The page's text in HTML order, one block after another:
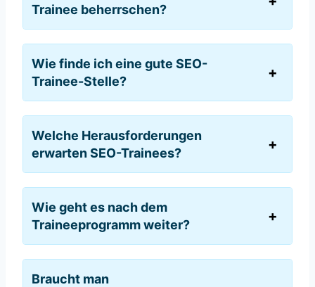
Trainee beherrschen?
Wie finde ich eine gute SEO-
Trainee-Stelle?
Welche Herausforderungen
erwarten SEO-Trainees?
Wie geht es nach dem
Traineeprogramm weiter?
Braucht man